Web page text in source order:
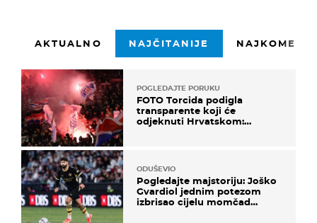
AKTUALNO NAJČITANIJE
POGLEDAJTE PORUKU
FOTO Torcida podigla
transparente koji će
odjeknuti Hrvatskom:
ODUŠEVIO
Pogledajte majstoriju: Joško
Gvardiol jednim potezom
izbrisao cijelu momčad